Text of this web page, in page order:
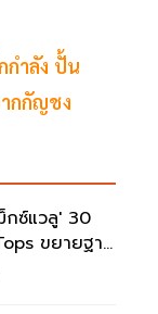
กำลัง ปั้น
กกัญชง
กซ์แวลู' 30
ขยายฐาน